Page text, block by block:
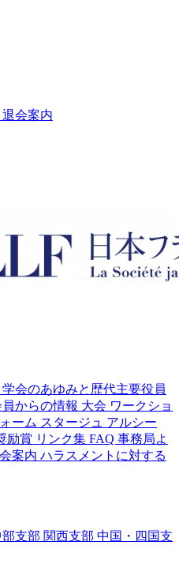
会案内
学会のあゆみと歴代主要役員
からの情報 大会 ワークショ
ーム スタージュ アルシー
励賞 リンク集 FAQ 事務局よ
案内 ハラスメントに対する
支部 関西支部 中国・四国支